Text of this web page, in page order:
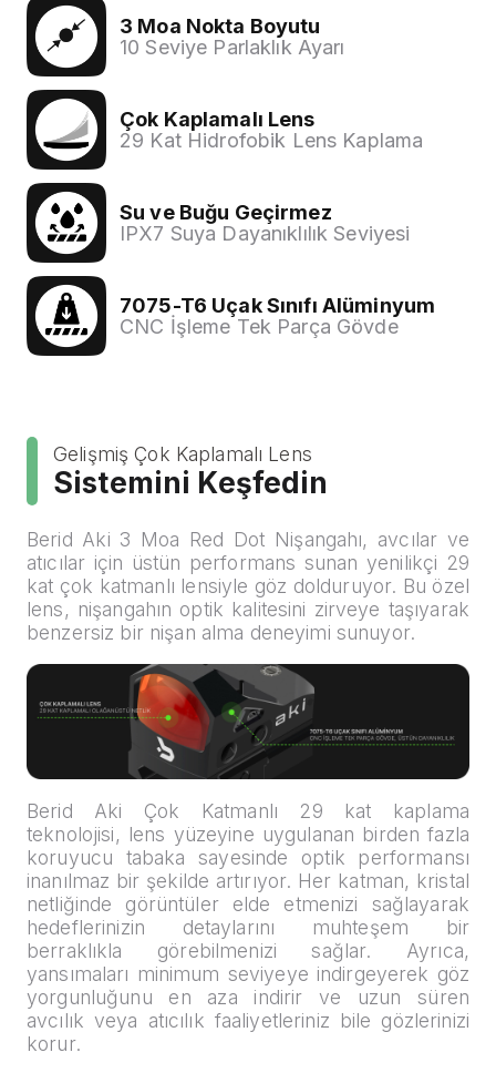
3 Moa Nokta Boyutu
10 Seviye Parlaklık Ayarı
Çok Kaplamalı Lens
29 Kat Hidrofobik Lens Kaplama
Su ve Buğu Geçirmez
IPX7 Suya Dayanıklılık Seviyesi
7075-T6 Uçak Sınıfı Alüminyum
CNC İşleme Tek Parça Gövde
Gelişmiş Çok Kaplamalı Lens
Sistemini Keşfedin
Berid Aki 3 Moa Red Dot Nişangahı, avcılar ve
atıcılar için üstün performans sunan yenilikçi 29
kat çok katmanlı lensiyle göz dolduruyor. Bu özel
lens, nişangahın optik kalitesini zirveye taşıyarak
benzersiz bir nişan alma deneyimi sunuyor.
Berid Aki Çok Katmanlı 29 kat kaplama
teknolojisi, lens yüzeyine uygulanan birden fazla
koruyucu tabaka sayesinde optik performansı
inanılmaz bir şekilde artırıyor. Her katman, kristal
netliğinde görüntüler elde etmenizi sağlayarak
hedeflerinizin detaylarını muhteşem bir
berraklıkla görebilmenizi sağlar. Ayrıca,
yansımaları minimum seviyeye indirgeyerek göz
yorgunluğunu en aza indirir ve uzun süren
avcılık veya atıcılık faaliyetleriniz bile gözlerinizi
korur.